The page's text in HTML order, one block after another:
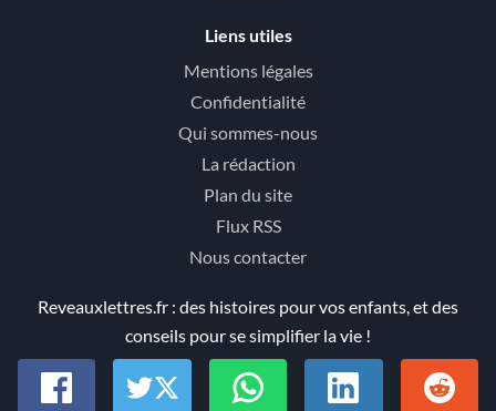
Liens utiles
Mentions légales
Confidentialité
Qui sommes-nous
La rédaction
Plan du site
Flux RSS
Nous contacter
Reveauxlettres.fr : des histoires pour vos enfants, et des
conseils pour se simplifier la vie !